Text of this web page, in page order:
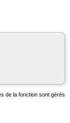
de la fonction sont gérés